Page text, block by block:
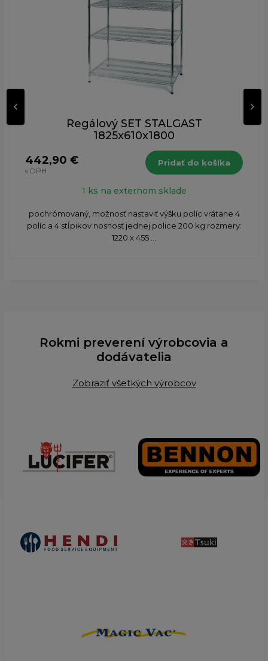
Regálový SET STALGAST
1825x610x1800
442,90 €
s DPH
Pridať do košíka
1 ks na externom sklade
pochrómovaný, možnosť nastaviť výšku políc vrátane 4
políc a 4 stĺpikov nosnosť jednej police 200 kg rozmery:
1220 x 455 ...
Rokmi preverení výrobcovia a
dodávatelia
Zobraziť všetkých výrobcov